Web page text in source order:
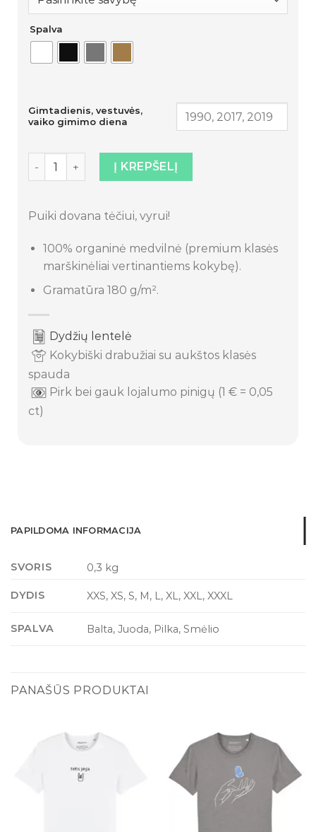
Spalva
Gimtadienis, vestuvės,
vaiko gimimo diena
produkto kiekis: Marškinėliai „Legenda“
Į KREPŠELĮ
Puiki dovana tėčiui, vyrui!
100% organinė medvilnė (premium klasės
marškinėliai vertinantiems kokybę).
Gramatūra 180 g/m².
Dydžių lentelė
Kokybiški drabužiai su aukštos klasės
spauda
Pirk bei gauk lojalumo pinigų (1 € = 0,05
ct)
PAPILDOMA INFORMACIJA
SVORIS 0,3 kg
DYDIS XXS, XS, S, M, L, XL, XXL, XXXL
SPALVA Balta, Juoda, Pilka, Smėlio
PANAŠŪS PRODUKTAI